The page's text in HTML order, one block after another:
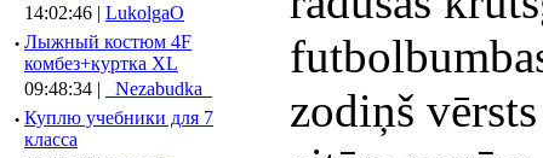
14:02:46 | LukolgaO
· Лыжный костюм 4F
комбез+куртка XL
09:48:34 |
_Nezabudka_
· Куплю учебники для 7
класса
zodiņš